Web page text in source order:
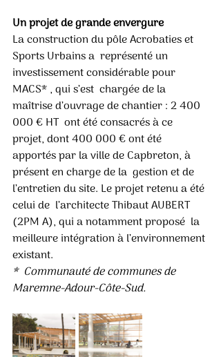
Un projet de grande envergure
La construction du pôle Acrobaties et
Sports Urbains a  représenté un
investissement considérable pour
MACS* , qui s’est  chargée de la
maîtrise d’ouvrage de chantier : 2 400
000 € HT  ont été consacrés à ce
projet, dont 400 000 € ont été
apportés par la ville de Capbreton, à
présent en charge de la  gestion et de
l’entretien du site. Le projet retenu a été
celui de  l’architecte Thibaut AUBERT
(2PM A), qui a notamment proposé  la
meilleure intégration à l’environnement
existant.
*  Communauté de communes de
Maremne-Adour-Côte-Sud.